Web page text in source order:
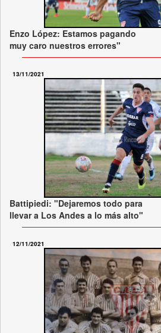
Enzo López: Estamos pagando
muy caro nuestros errores"
13/11/2021
Battipiedi: "Dejaremos todo para
llevar a Los Andes a lo más alto"
12/11/2021